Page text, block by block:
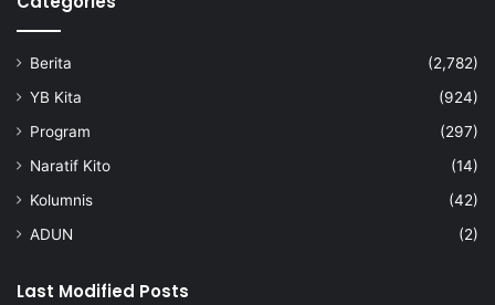
l
a
i
l
Berita
(2,782)
YB Kita
(924)
Program
(297)
Naratif Kito
(14)
Kolumnis
(42)
ADUN
(2)
Last Modified Posts